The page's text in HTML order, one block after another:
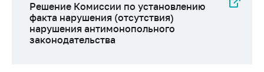
Личный прием
граждан и юр. лиц
Прямaя телефоннaя
Решение Комиссии по установлению
факта нарушения (отсутствия)
нарушения антимонопольного
законодательства